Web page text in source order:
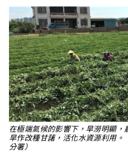
在極端氣候的影響下，旱澇明顯
旱作改種甘藷，活化水資源利用
分署）